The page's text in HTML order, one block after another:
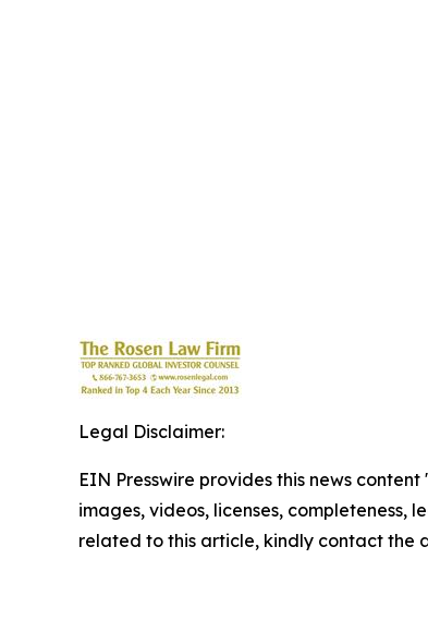
Legal Disclaimer:
EIN Presswire provides this news
images, videos, licenses,
related to this article, kindly contact the